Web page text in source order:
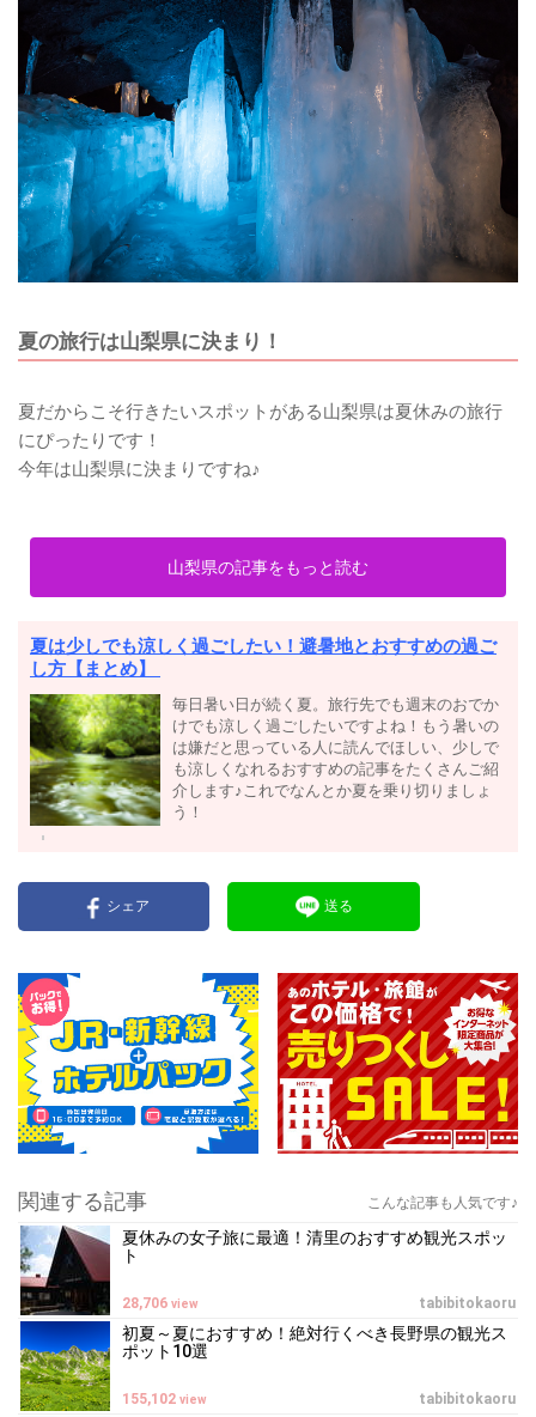
夏の旅行は山梨県に決まり！
夏だからこそ行きたいスポットがある山梨県は夏休みの旅行
にぴったりです！
今年は山梨県に決まりですね♪
山梨県の記事をもっと読む
夏は少しでも涼しく過ごしたい！避暑地とおすすめの過ご
し方【まとめ】
毎日暑い日が続く夏。旅行先でも週末のおでか
けでも涼しく過ごしたいですよね！もう暑いの
は嫌だと思っている人に読んでほしい、少しで
も涼しくなれるおすすめの記事をたくさんご紹
介します♪これでなんとか夏を乗り切りましょ
う！
シェア 送る
関連する記事 こんな記事も人気です♪
夏休みの女子旅に最適！清里のおすすめ観光スポッ
ト
tabibitokaoru
28,706 view
初夏～夏におすすめ！絶対行くべき長野県の観光ス
ポット10選
tabibitokaoru
155,102 view